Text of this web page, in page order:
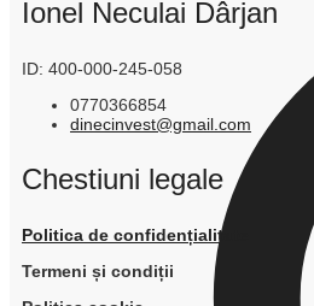
Ionel Neculai Dârjan
ID: 400-000-245-058
0770366854
dinecinvest@gmail.com
Chestiuni legale
Politica de confidențialitate
Termeni și condiții